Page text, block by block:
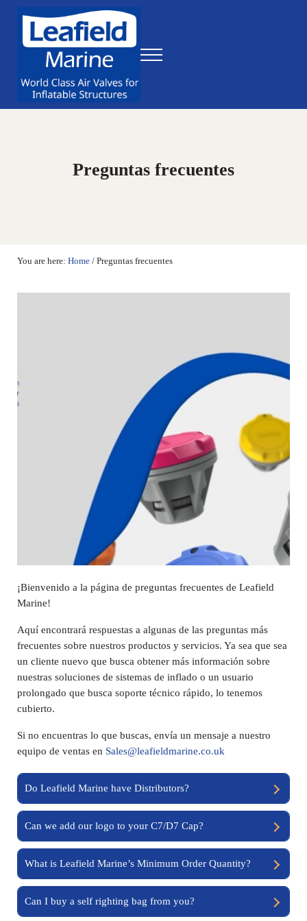
Leafield Marine
Menu
Preguntas frecuentes
You are here: Home /Preguntas frecuentes
¡Bienvenido a la página de preguntas frecuentes de Leafield
Marine!
Aquí encontrará respuestas a algunas de las preguntas más
frecuentes sobre nuestros productos y servicios. Ya sea que sea
un cliente nuevo que busca obtener más información sobre
nuestras soluciones de sistemas de inflado o un usuario
prolongado que busca soporte técnico rápido, lo tenemos
cubierto.
Si no encuentras lo que buscas, envía un mensaje a nuestro
equipo de ventas en Sales@leafieldmarine.co.uk
Do Leafield Marine have Distributors?
Can we add our logo to your C7/D7 Cap?
What is Leafield Marine’s Minimum Order Quantity?
Can I buy a self righting bag from you?